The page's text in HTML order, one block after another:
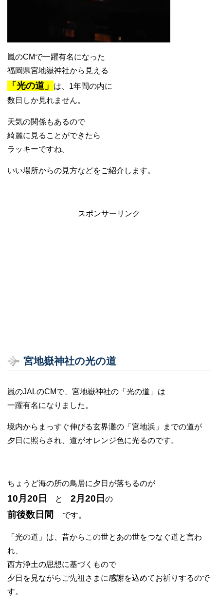
嵐のCMで一躍有名になった
福岡県宮地嶽神社から見える
「光の道」
は、1年間の内に
数日しか見れません。
天気の関係もあるので
綺麗に見ることができたら
ラッキーですね。
いい場所からの見方などをご紹介します。
スポンサーリンク
宮地嶽神社の光の道
嵐のJALのCMで、宮地嶽神社の「光の道」は
一躍有名になりました。
境内からまっすぐ伸びる玄界灘の「宮地浜」までの道が
夕日に照らされ、道がオレンジ色に光るのです。
ちょうど海の所の鳥居に夕日が落ちるのが
10月20日 と 2月20日 の
前後数日間 です。
「光の道」は、昔からこの世とあの世をつなぐ道と言わ
れ、
西方浄土の思想に基づくもので
夕日を見ながらご先祖さまに感謝を込めてお祈りするので
す。